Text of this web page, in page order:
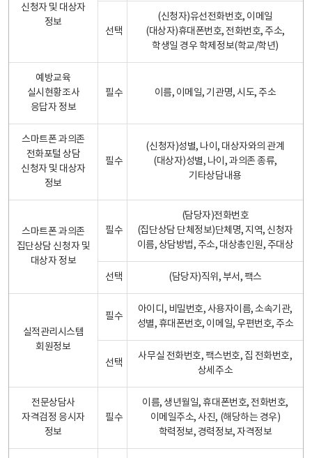
신청자 및 대상자
정보
선택
(신청자)유선전화번호, 이메일
(대상자)휴대폰번호, 전화번호, 주소,
학생일 경우 학제정보(학교/학년)
예방교육
실시현황조사
응답자 정보
필수 이름, 이메일, 기관명, 시도, 주소
스마트폰 과의존
전화포털 상담
신청자 및 대상자
정보
필수
(신청자)성별, 나이, 대상자와의 관계
(대상자)성별, 나이, 과의존 종류,
기타상담내용
스마트폰 과의존
집단상담 신청자 및
대상자 정보
필수
(담당자)전화번호
(집단상담 단체정보)단체명, 지역, 신청자
이름, 상담방법, 주소, 대상총인원, 주대상
선택 (담당자)직위, 부서, 팩스
실적관리시스템
회원정보
필수
아이디, 비밀번호, 사용자이름, 소속기관,
성별, 휴대폰번호, 이메일, 우편번호, 주소
선택
사무실 전화번호, 팩스번호, 집 전화번호,
상세주소
전문상담사
자격검정 응시자
정보
필수
이름, 생년월일, 휴대폰번호, 전화번호,
이메일주소, 사진, (해당하는 경우)
학력정보, 경력정보, 자격정보